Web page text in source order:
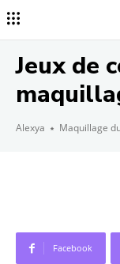
Jeux de
Alexya Maquillage
Facebook